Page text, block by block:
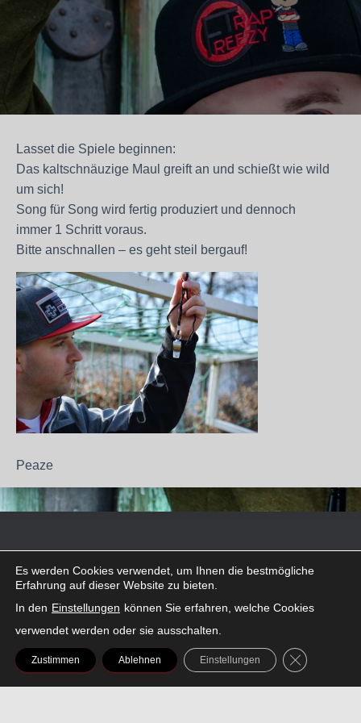
Lasset die Spiele beginnen:
Das kaltschnäuzige Maul greift an und schießt wie wild
um sich!
Song für Song wird fertig produziert und dennoch
immer 1 Schritt voraus.
Bitte anschnallen – es geht steil bergauf!
Peaze
FACEBOOK INSTAGRAMLINKEDIN SNAPCHAT THREADS TIKTOK X
AMAZON SPOTIFY
Es werden Cookies verwendet, um Ihnen die bestmögliche
Erfahrung auf dieser Website zu bieten.
In den Einstellungen können Sie erfahren, welche Cookies
verwendet werden oder sie ausschalten.
Zustimmen Ablehnen Einstellungen GDPR